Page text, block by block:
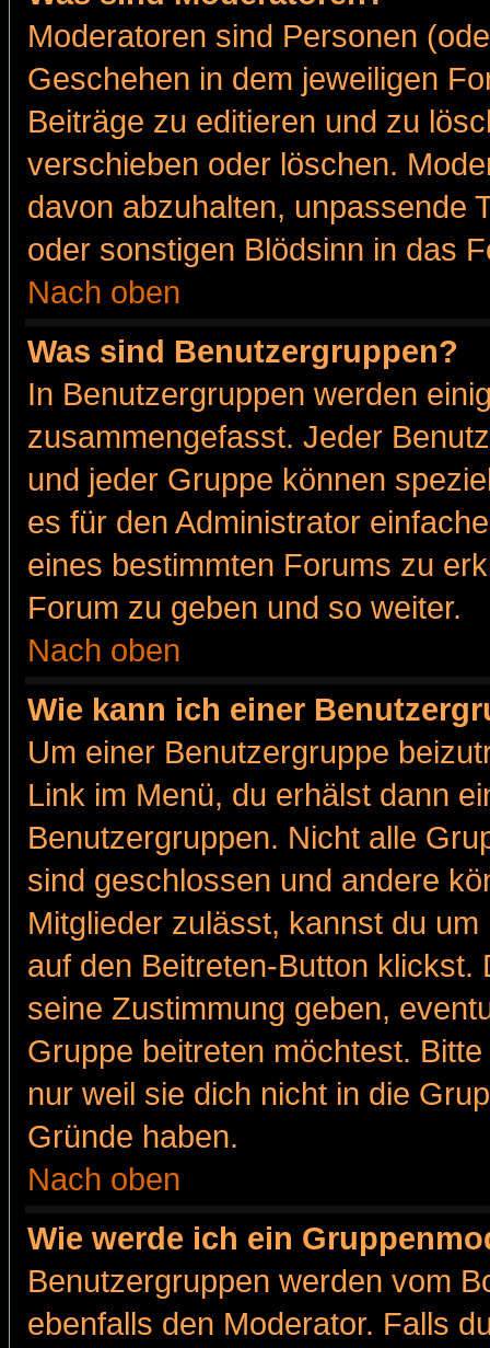
Moderatoren sind Personen
Geschehen in dem jeweiligen
Beiträge zu editieren und zu
verschieben oder löschen.
davon abzuhalten, unpassende
oder sonstigen Blödsinn in das
Nach oben
Was sind Benutzergruppen?
In Benutzergruppen werden
zusammengefasst. Jeder
und jeder Gruppe können
es für den Administrator
eines bestimmten Forums zu
Forum zu geben und so weiter.
Nach oben
Wie kann ich einer
Um einer Benutzergruppe
Link im Menü, du erhälst dann
Benutzergruppen. Nicht alle
sind geschlossen und andere
Mitglieder zulässt, kannst du
auf den Beitreten-Button
seine Zustimmung geben,
Gruppe beitreten möchtest.
nur weil sie dich nicht in die
Gründe haben.
Nach oben
Wie werde ich ein
Benutzergruppen werden vom
ebenfalls den Moderator. Falls